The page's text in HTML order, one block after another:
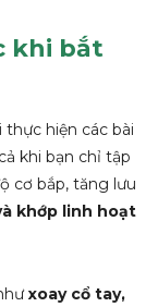
khi bắt
hiện các bài
khi bạn chỉ tập
cơ bắp, tăng lưu
khớp linh hoạt
xoay cổ tay,